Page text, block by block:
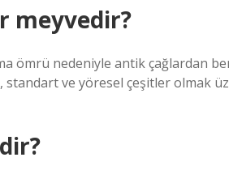
meyvedir?
ömrü nedeniyle antik çağlardan
standart ve yöresel çeşitler olmak